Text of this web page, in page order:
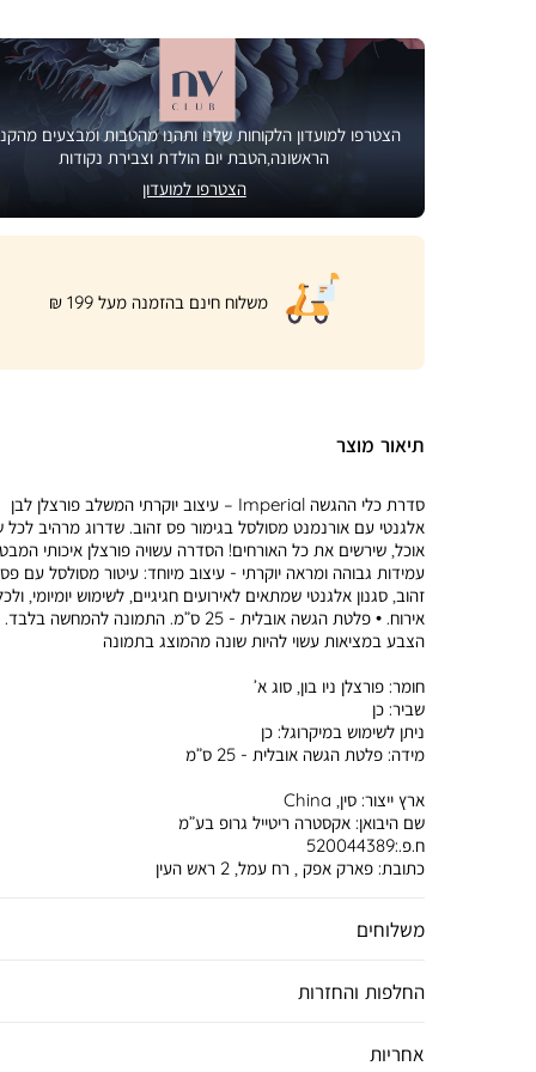
הצטרפו למועדון הלקוחות שלנו ותהנו מהטבות ומבצעים
הראשונה,הטבת יום הולדת וצבירת נקודות
הצטרפו למועדון
|
product
page
banner
משלוח חינם בהזמנה מעל 199 ₪
תיאור מוצר
סדרת כלי ההגשה Imperial – עיצוב יוקרתי המשלב פורצלן לבן
אלגנטי עם אורנמנט מסולסל בגימור פס זהוב. שדרוג מרהיב לכל
אוכל, שירשים את כל האורחים! הסדרה עשויה פורצלן איכותי
עמידות גבוהה ומראה יוקרתי - עיצוב מיוחד: עיטור מסולסל עם פס
זהוב, סגנון אלגנטי שמתאים לאירועים חגיגיים, לשימוש יומיומי,
אירוח. • פלטת הגשה אובלית - 25 ס”מ. התמונה להמחשה בלבד.
הצבע במציאות עשוי להיות שונה מהמוצג בתמונה
חומר:פורצלן ניו בון, סוג א’
שביר:כן
ניתן לשימוש במיקרוגל:כן
מידה:פלטת הגשה אובלית - 25 ס”מ
ארץ ייצור:סין, China
שם היבואן:אקסטרה ריטייל גרופ בע”מ
ח.פ.:520044389
כתובת:פארק אפק , רח עמל, 2 ראש העין
משלוחים
החלפות והחזרות
אחריות